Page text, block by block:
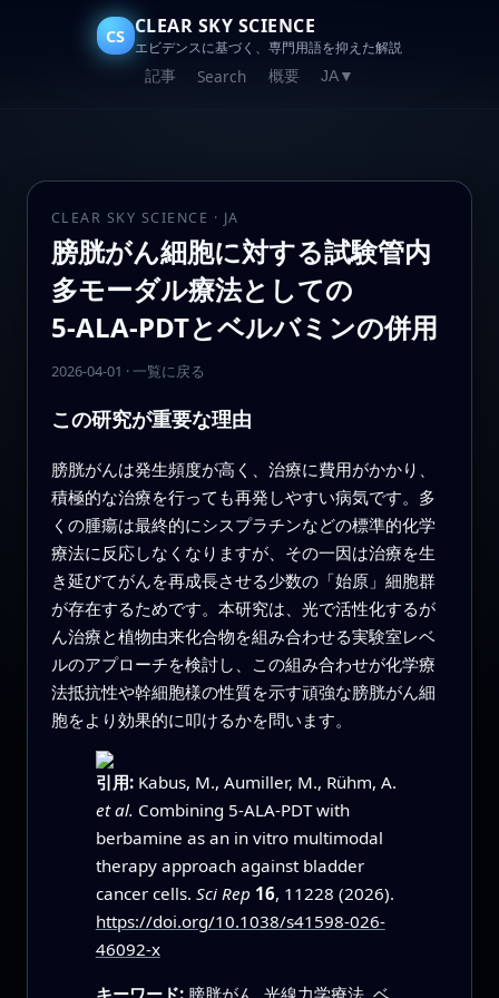
CS CLEAR SKY SCIENCE
エビデンスに基づく、専門用語を抑えた解説
記事 Search 概要 JA▼
CLEAR SKY SCIENCE · JA
膀胱がん細胞に対する試験管内
多モーダル療法としての
5‑ALA‑PDTとベルバミンの併用
2026-04-01 · 一覧に戻る
この研究が重要な理由
膀胱がんは発生頻度が高く、治療に費用がかかり、
積極的な治療を行っても再発しやすい病気です。多
くの腫瘍は最終的にシスプラチンなどの標準的化学
療法に反応しなくなりますが、その一因は治療を生
き延びてがんを再成長させる少数の「始原」細胞群
が存在するためです。本研究は、光で活性化するが
ん治療と植物由来化合物を組み合わせる実験室レベ
ルのアプローチを検討し、この組み合わせが化学療
法抵抗性や幹細胞様の性質を示す頑強な膀胱がん細
胞をより効果的に叩けるかを問います。
引用: Kabus, M., Aumiller, M., Rühm, A.
et al. Combining 5-ALA-PDT with
berbamine as an in vitro multimodal
therapy approach against bladder
cancer cells. Sci Rep 16, 11228 (2026).
https://doi.org/10.1038/s41598-026-
46092-x